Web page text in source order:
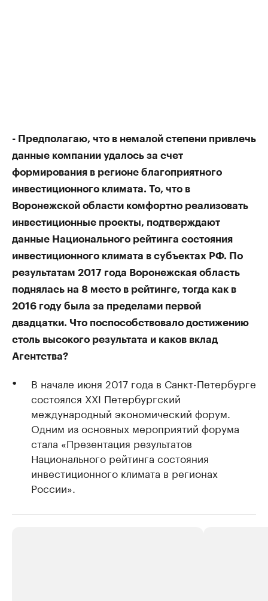
- Предполагаю, что в немалой степени привлечь
данные компании удалось за счет
формирования в регионе благоприятного
инвестиционного климата. То, что в
Воронежской области комфортно реализовать
инвестиционные проекты, подтверждают
данные Национального рейтинга состояния
инвестиционного климата в субъектах РФ. По
результатам 2017 года Воронежская область
поднялась на 8 место в рейтинге, тогда как в
2016 году была за пределами первой
двадцатки. Что поспособствовало достижению
столь высокого результата и каков вклад
Агентства?
В начале июня 2017 года в Санкт-Петербурге
состоялся XXI Петербургский
международный экономический форум.
Одним из основных мероприятий форума
стала «Презентация результатов
Национального рейтинга состояния
инвестиционного климата в регионах
России».